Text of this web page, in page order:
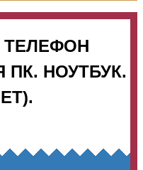
ТЕЛЕФОН
НОУТБУК.